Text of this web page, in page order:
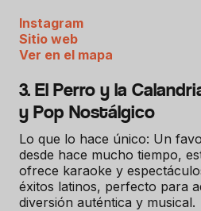
Instagram
Sitio web
Ver en el mapa
3. El Perro y la
y Pop Nostálgico
Lo que lo hace único: Un
desde hace mucho tiempo,
ofrece karaoke y
éxitos latinos, perfecto para
diversión auténtica y musical.